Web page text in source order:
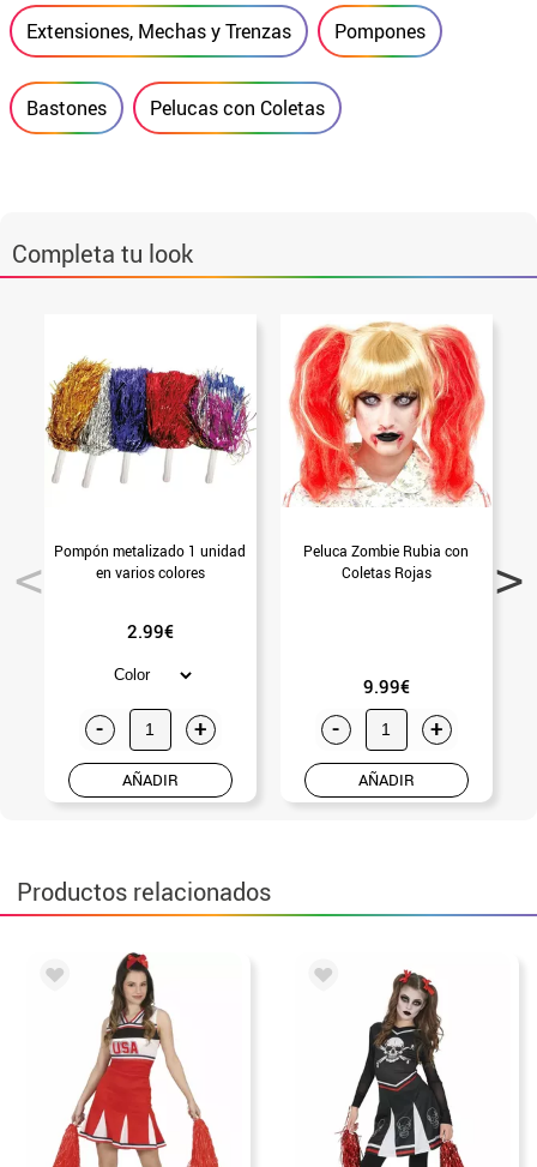
Extensiones, Mechas y Trenzas Pompones
Bastones Pelucas con Coletas
Completa tu look
Pompón metalizado 1 unidad
en varios colores
2.99€
- +
AÑADIR
Peluca Zombie Rubia con
Coletas Rojas
9.99€
- +
AÑADIR
Productos relacionados